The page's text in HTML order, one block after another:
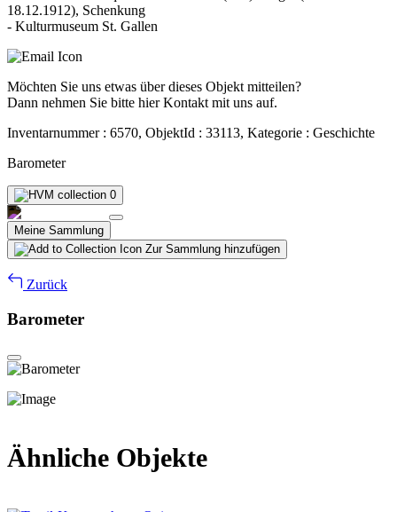
18.12.1912), Schenkung
- Kulturmuseum St. Gallen
Möchten Sie uns etwas über dieses Objekt mitteilen?
Dann nehmen Sie bitte hier Kontakt mit uns auf.
Inventarnummer : 6570, ObjektId : 33113, Kategorie : Geschichte
Barometer
0
Meine Sammlung
Zur Sammlung hinzufügen
Zurück
Barometer
Ähnliche Objekte